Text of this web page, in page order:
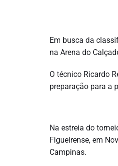
Em busca da
na Arena do
O técnico Ricardo
preparação para a
Na estreia do
Figueirense, em
Campinas.